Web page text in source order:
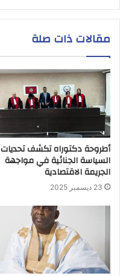
مقالات ذات صلة
أطروحة دكتوراه تكشف تحديات
السياسة الجنائية في مواجهة
الجريمة الاقتصادية
23 ديسمبر 2025